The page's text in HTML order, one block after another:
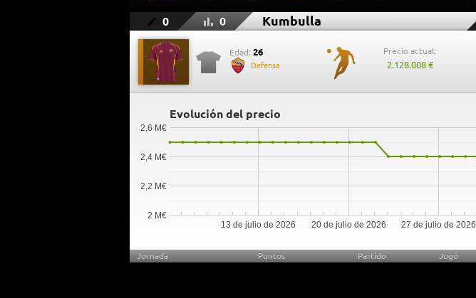
0 0 Kumbulla
Edad: 26
Defensa
Precio actual:
2.128.008 €
Evolución del precio
13 de julio de 2026 20 de julio de 2026 27 de julio de 2026
2 M€
2,2 M€
2,4 M€
2,6 M€
Jornada Puntos Partido Jugó